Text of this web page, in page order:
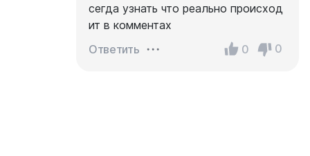
сегда узнать что реально происход
ит в комментах
Ответить
0 0